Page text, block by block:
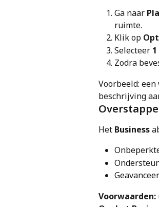
Ga naar
ruimte.
Klik op
Selecteer
Zodra
Voorbeeld:
beschrijving
Het Business
Voorwaarden: